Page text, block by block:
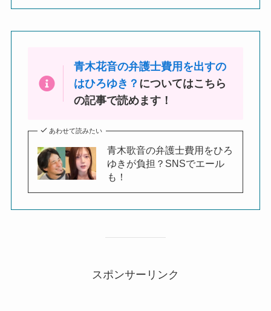
青木花音の弁護士費用を出すの
はひろゆき？ についてはこちら
の記事で読めます！
あわせて読みたい
青木歌音の弁護士費用をひろ
ゆきが負担？SNSでエール
も！
スポンサーリンク